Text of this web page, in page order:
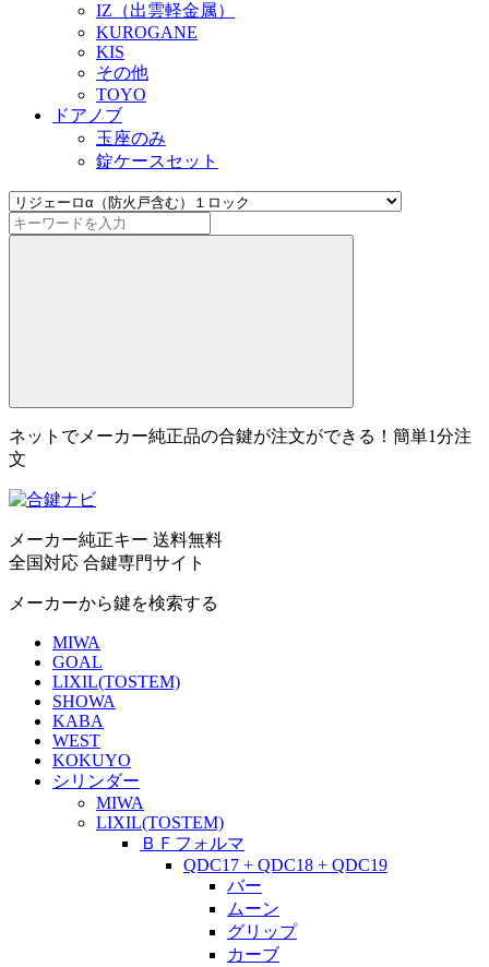
IZ（出雲軽金属）
KUROGANE
KIS
その他
TOYO
ドアノブ
玉座のみ
錠ケースセット
ネットでメーカー純正品の合鍵が注文ができる！簡単1分注
文
メーカー純正キー 送料無料
全国対応 合鍵専門サイト
メーカーから鍵を検索する
MIWA
GOAL
LIXIL(TOSTEM)
SHOWA
KABA
WEST
KOKUYO
シリンダー
MIWA
LIXIL(TOSTEM)
ＢＦフォルマ
QDC17 + QDC18 + QDC19
バー
ムーン
グリップ
カーブ